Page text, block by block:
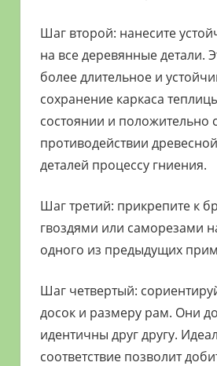
Шаг второй: нанесите
на все деревянные детали.
более длительное и
сохранение каркаса
состоянии и положительно
противодействии
деталей процессу гниения.
Шаг третий: прикрепите к
гвоздями или саморезами
одного из предыдущих
Шаг четвертый:
досок и размеру рам. Они
идентичны друг другу.
соответствие позволит